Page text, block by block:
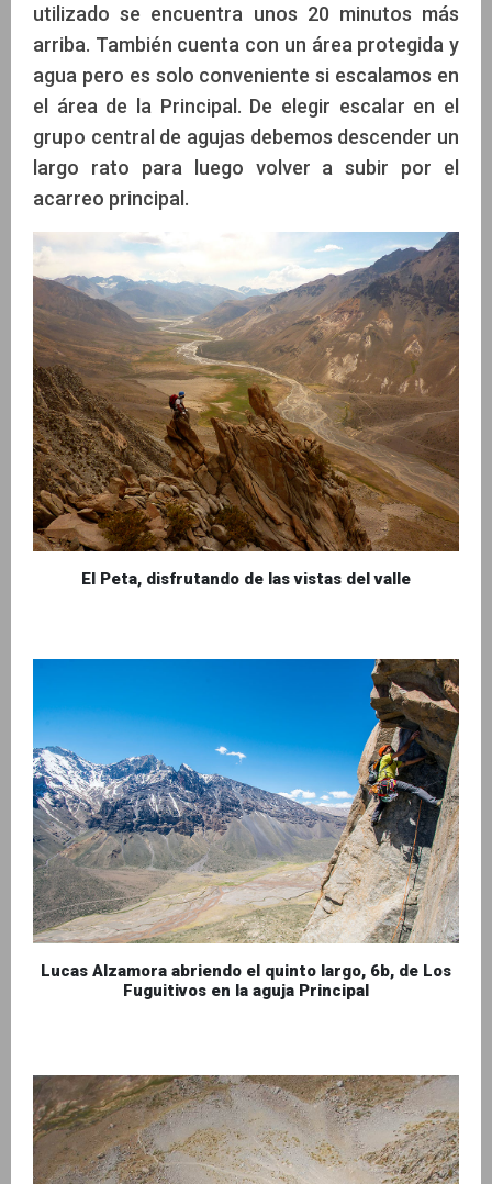
utilizado se encuentra unos 20 minutos más
arriba. También cuenta con un área protegida y
agua pero es solo conveniente si escalamos en
el área de la Principal. De elegir escalar en el
grupo central de agujas debemos descender un
largo rato para luego volver a subir por el
acarreo principal.
El Peta, disfrutando de las vistas del valle
Lucas Alzamora abriendo el quinto largo, 6b, de Los
Fuguitivos en la aguja Principal